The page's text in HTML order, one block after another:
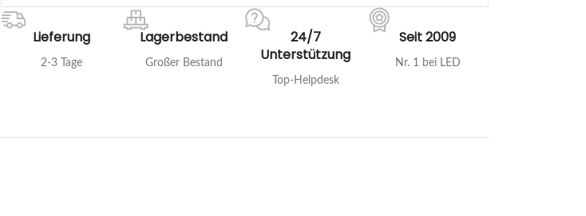
Lieferung
2-3 Tage
Lagerbestand
Großer Bestand
24/7
Unterstützung
Top-Helpdesk
Seit 2009
Nr. 1 bei LED